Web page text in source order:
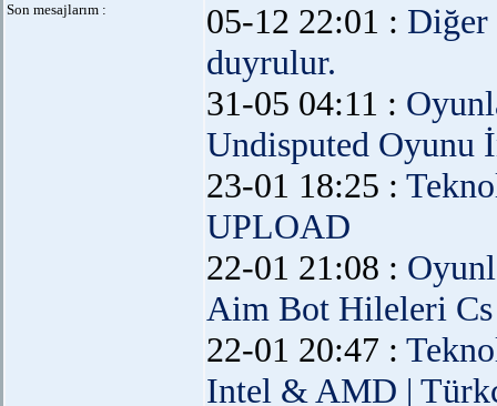
Son mesajlarım :
05-12 22:01 : Diğer
duyrulur.
31-05 04:11 :
Undisputed Oyunu
23-01 18:25 :
UPLOAD
22-01 21:08 :
Aim Bot Hileleri
22-01 20:47 :
Intel & AMD |